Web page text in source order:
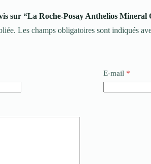
sur “La Roche-Posay Anthelios Mineral
Les champs obligatoires sont indiqués
E-mail *